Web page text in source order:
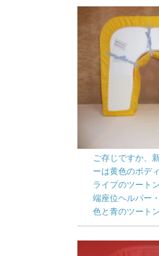
ご存じですか、
ーは黄色のボデ
ライプのツート
端座位ヘルパー
色と青のツートン